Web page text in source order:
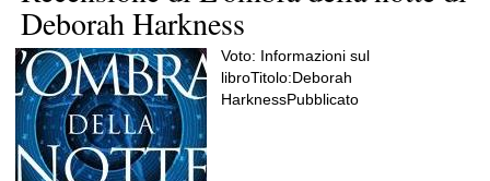
Deborah Harkness
Voto: Informazioni sul
libroTitolo:Deborah
HarknessPubblicato